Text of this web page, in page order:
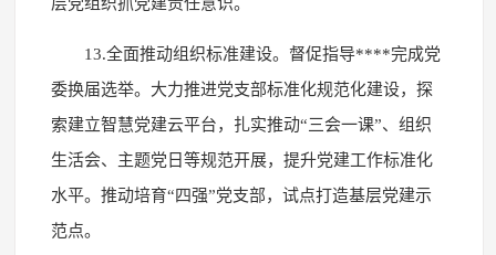
层党组织抓党建责任意识。
13.全面推动组织标准建设。督促指导****完成党
委换届选举。大力推进党支部标准化规范化建设，探
索建立智慧党建云平台，扎实推动“三会一课”、组织
生活会、主题党日等规范开展，提升党建工作标准化
水平。推动培育“四强”党支部，试点打造基层党建示
范点。